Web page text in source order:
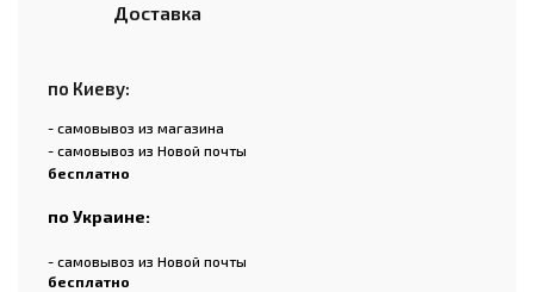
Доставка
по Киеву:
- самовывоз из магазина
- самовывоз из Новой почты
бесплатно
по Украине:
- самовывоз из Новой почты
бесплатно